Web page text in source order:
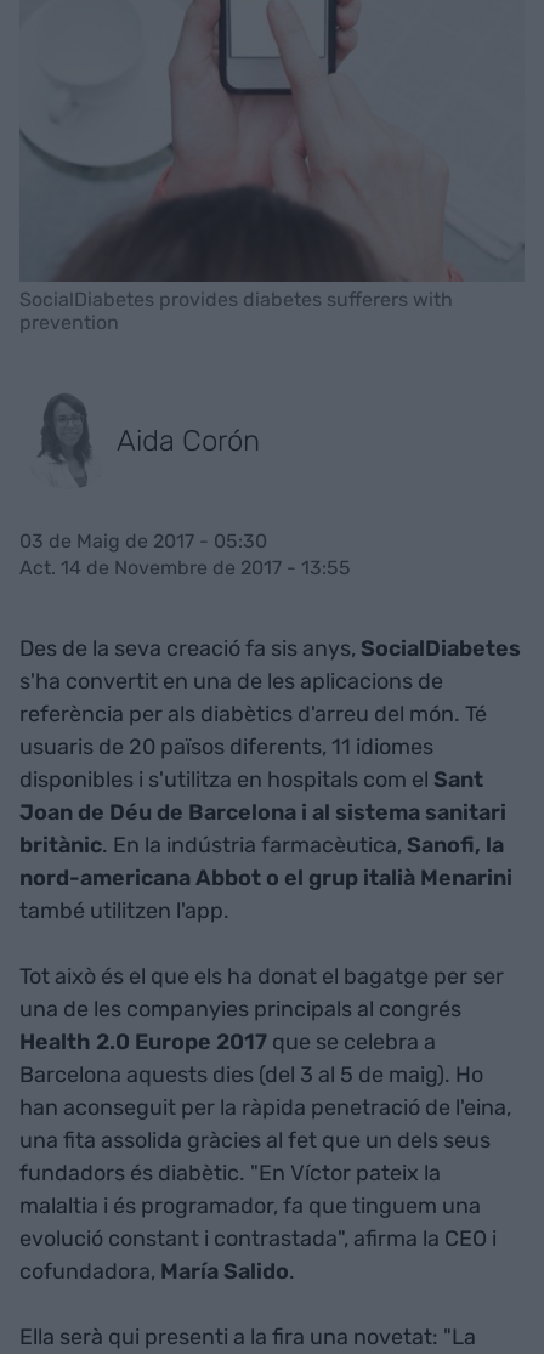
SocialDiabetes provides diabetes sufferers with
prevention
Aida Corón
03 de Maig de 2017 - 05:30
Act. 14 de Novembre de 2017 - 13:55
Des de la seva creació fa sis anys, SocialDiabetes
s'ha convertit en una de les aplicacions de
referència per als diabètics d'arreu del món. Té
usuaris de 20 països diferents, 11 idiomes
disponibles i s'utilitza en hospitals com el Sant
Joan de Déu de Barcelona i al sistema sanitari
britànic. En la indústria farmacèutica, Sanofi, la
nord-americana Abbot o el grup italià Menarini
també utilitzen l'app.
Tot això és el que els ha donat el bagatge per ser
una de les companyies principals al congrés
Health 2.0 Europe 2017 que se celebra a
Barcelona aquests dies (del 3 al 5 de maig). Ho
han aconseguit per la ràpida penetració de l'eina,
una fita assolida gràcies al fet que un dels seus
fundadors és diabètic. "En Víctor pateix la
malaltia i és programador, fa que tinguem una
evolució constant i contrastada", afirma la CEO i
cofundadora, María Salido.
Ella serà qui presenti a la fira una novetat: "La